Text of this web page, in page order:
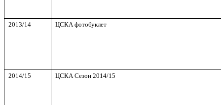
2013/14 ЦСКА фотобуклет
2014/15 ЦСКА Сезон 2014/15